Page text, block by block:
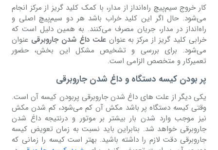
کار خروج سیم‌پیچ راه‌انداز از مدار، با کمک کلید گریز از مرکز انجام
می‌شود. حال اگر این کلید خراب باشد هر دو سیم‌پیچ اصلی و
راه‌انداز در مدار، جریان مصرف می‌کنند. به همین دلیل است که
خرابی کلید گریز از مرکز به عنوانعلت داغ شدن جاروبرقی عنوان
می‌شود. برای بررسی و تشخیص مشکل این بخش، حضور
تعمیرکار و متخصص الزامی است.
پر بودن کیسه دستگاه و داغ شدن جاروبرقی
یکی دیگر از علت های داغ شدن جاروبرقی پربودن کیسه آن است.
وقتی کیسه دستگاه پر باشد مکش آن کم می‌شود، کم شدن مکش
نیز موجب وارد شدن بار بیشتر بر موتور و درنتیجه داغ شدن
جاروبرقی خواهد شد. بنابراین باید نسبت به زمان تعویض کیسه
جاروبرقی دقت لازم را داشته باشید. بهتر است کیسه را زمانی که